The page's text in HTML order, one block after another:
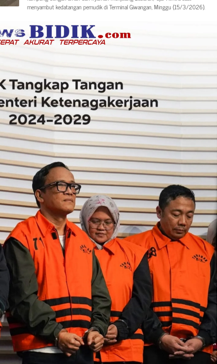
menyambut kedatangan pemudik di Terminal Giwangan, Minggu (15/3/2026).